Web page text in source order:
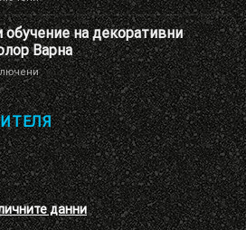
на
перлени
тухлички
Нова
декоративна
мазилка
–
кръгове
–
3D
ефект
с
VELE
материал
обучение на декоративни
Варна
за
Презентация
и
обучение
на
декоративни
мазилки
Адиколор
Варна
данни